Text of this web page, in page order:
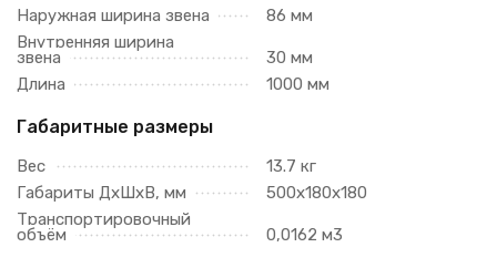
Наружная ширина звена
86 мм
Внутренняя ширина
звена
30 мм
Длина
1000 мм
Габаритные размеры
Вес
13.7 кг
Габариты ДхШхВ, мм
500х180х180
Транспортировочный
объём 0,0162 м3